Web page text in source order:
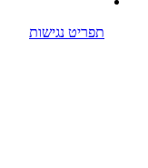
תפריט נגישות